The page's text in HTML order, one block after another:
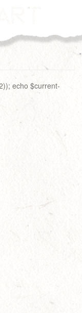
echo $current-